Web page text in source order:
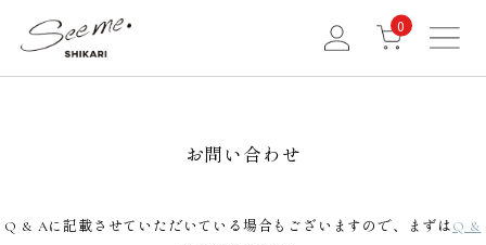
0
お問い合わせ
Q & Aに記載させていただいている場合もございますので、まずはQ &